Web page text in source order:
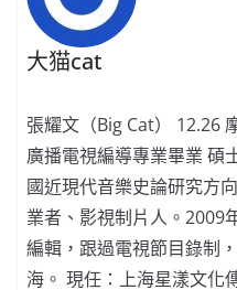
大猫cat
張耀文（Big Cat） 12.26
廣播電視編導專業畢業 碩
國近現代音樂史論研究方
業者、影視制片人。2009
編輯，跟過電視節目錄制
海。 現任：上海星漾文化